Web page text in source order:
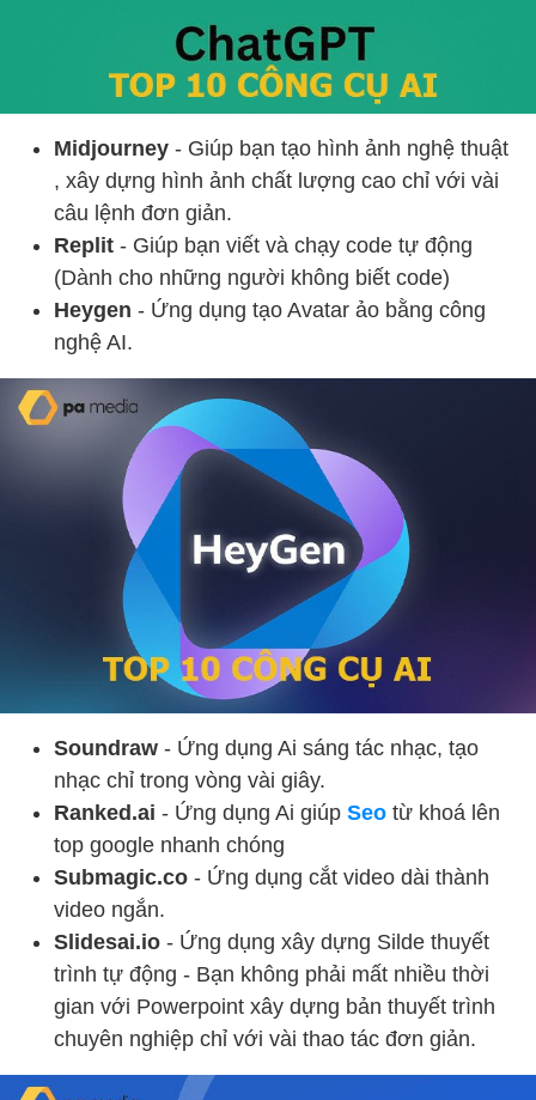
Midjourney - Giúp bạn tạo hình ảnh nghệ thuật
, xây dựng hình ảnh chất lượng cao chỉ với vài
câu lệnh đơn giản.
Replit - Giúp bạn viết và chạy code tự động
(Dành cho những người không biết code)
Heygen - Ứng dụng tạo Avatar ảo bằng công
nghệ AI.
Soundraw - Ứng dụng Ai sáng tác nhạc, tạo
nhạc chỉ trong vòng vài giây.
Ranked.ai - Ứng dụng Ai giúp Seo từ khoá lên
top google nhanh chóng
Submagic.co - Ứng dụng cắt video dài thành
video ngắn.
Slidesai.io - Ứng dụng xây dựng Silde thuyết
trình tự động - Bạn không phải mất nhiều thời
gian với Powerpoint xây dựng bản thuyết trình
chuyên nghiệp chỉ với vài thao tác đơn giản.